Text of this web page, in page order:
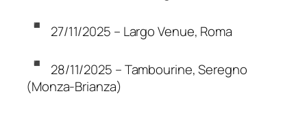
27/11/2025 – Largo Venue, Roma
28/11/2025 –Tambourine, Seregno
(Monza-Brianza)